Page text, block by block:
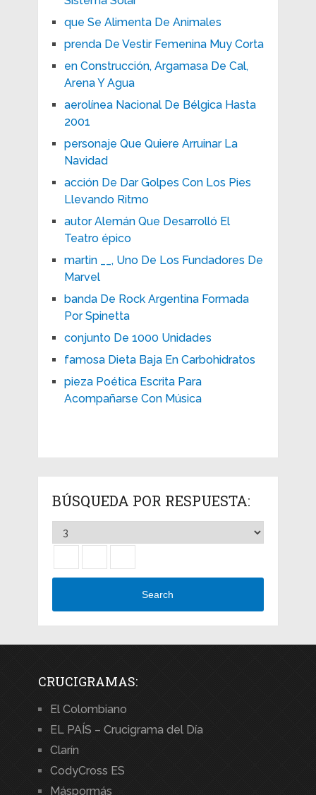
que Se Alimenta De Animales
prenda De Vestir Femenina Muy Corta
en Construcción, Argamasa De Cal,
Arena Y Agua
aerolínea Nacional De Bélgica Hasta
2001
personaje Que Quiere Arruinar La
Navidad
acción De Dar Golpes Con Los Pies
Llevando Ritmo
autor Alemán Que Desarrolló El
Teatro épico
martin __, Uno De Los Fundadores De
Marvel
banda De Rock Argentina Formada
Por Spinetta
conjunto De 1000 Unidades
famosa Dieta Baja En Carbohidratos
pieza Poética Escrita Para
Acompañarse Con Música
BÚSQUEDA POR RESPUESTA:
Search
CRUCIGRAMAS:
El Colombiano
EL PAÍS – Crucigrama del Día
Clarín
CodyCross ES
Máspormás